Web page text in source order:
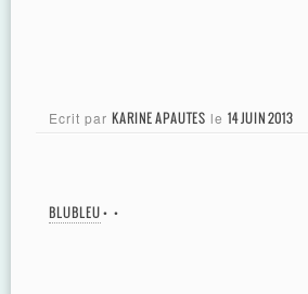
Ecrit par KARINE APAUTES le 14 JUIN 2013
BLUBLEU• •